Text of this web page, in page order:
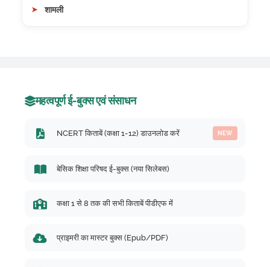
शामली
महत्वपूर्ण ई-बुक्स एवं संसाधन
NCERT किताबें (कक्षा 1-12) डाउनलोड करें NEW
बेसिक शिक्षा परिषद ई-बुक्स (नया सिलेबस)
कक्षा 1 से 8 तक की सभी किताबें पीडीएफ में
प्राइमरी का मास्टर बुक्स (Epub/PDF)